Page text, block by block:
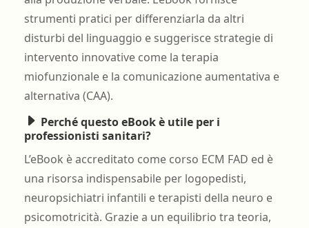
strumenti pratici per differenziarla da altri
disturbi del linguaggio e suggerisce strategie di
intervento innovative come la terapia
miofunzionale e la comunicazione aumentativa e
alternativa (CAA).
Perché questo eBook è utile per i
professionisti sanitari?
L’eBook è accreditato come corso ECM FAD ed è
una risorsa indispensabile per logopedisti,
neuropsichiatri infantili e terapisti della neuro e
psicomotricità. Grazie a un equilibrio tra teoria,